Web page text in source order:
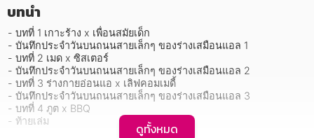
หมวดหมู่หนังสือ
อาหาร สุขภาพ การแพทย์
ศิลปะ บันเทิง กีฬา ท่องเที่ยว
สังคม วัฒนธรรม การปกครอง ศาสนาและปรัชญา
บทนำ
- บทที่ 1 เกาะร้าง x เพื่อนสมัยเด็ก
- บันทึกประจำวันบนถนนสายเล็กๆ ของร่างเสมือนแอล 1
- บทที่ 2 เมด x ซิสเตอร์
- บันทึกประจำวันบนถนนสายเล็กๆ ของร่างเสมือนแอล 2
- บทที่ 3 ร่างกายอ่อนแอ x เลิฟคอมเมดี้
- บันทึกประจำวันบนถนนสายเล็กๆ ของร่างเสมือนแอล 3
- บทที่ 4 ภูต x BBQ
- ท้ายเล่ม
ดูทั้งหมด